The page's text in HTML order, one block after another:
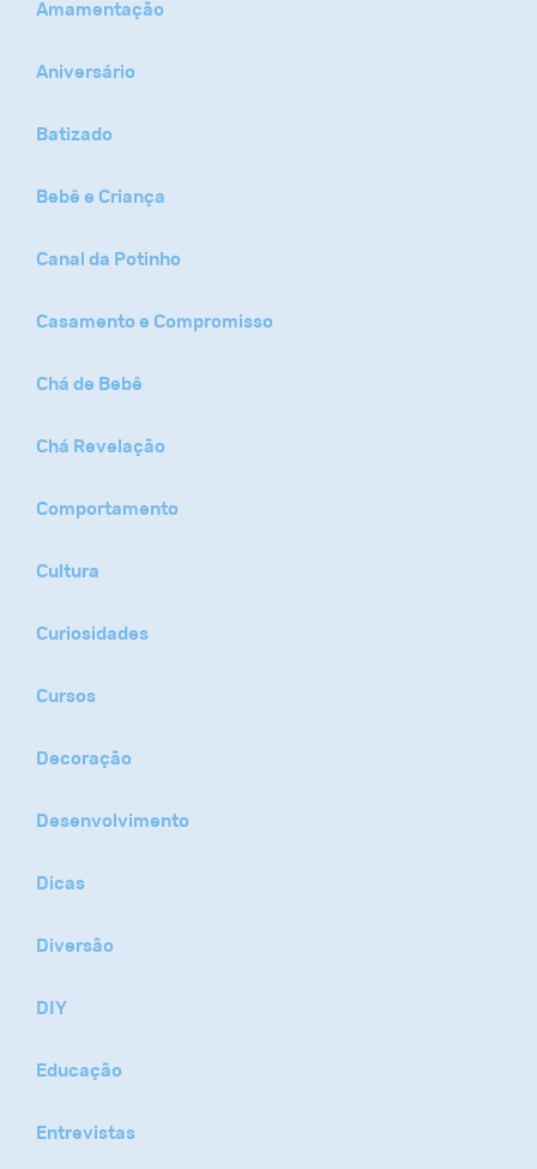
Amamentação
Aniversário
Batizado
Bebê e Criança
Canal da Potinho
Casamento e Compromisso
Chá de Bebê
Chá Revelação
Comportamento
Cultura
Curiosidades
Cursos
Decoração
Desenvolvimento
Dicas
Diversão
DIY
Educação
Entrevistas